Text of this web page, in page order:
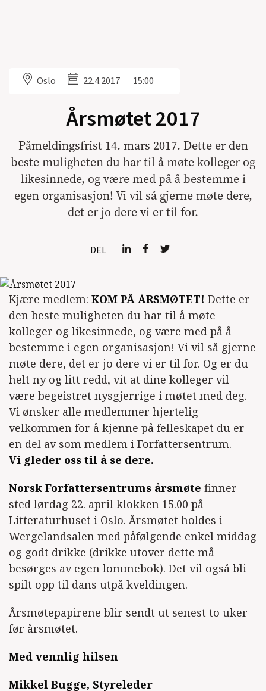
Oslo 22.4.2017 15:00
Årsmøtet 2017
Påmeldingsfrist 14. mars 2017. Dette er den
beste muligheten du har til å møte kolleger og
likesinnede, og være med på å bestemme i
egen organisasjon! Vi vil så gjerne møte dere,
det er jo dere vi er til for.
DEL
Kjære medlem: KOM PÅ ÅRSMØTET! Dette er
den beste muligheten du har til å møte
kolleger og likesinnede, og være med på å
bestemme i egen organisasjon! Vi vil så gjerne
møte dere, det er jo dere vi er til for. Og er du
helt ny og litt redd, vit at dine kolleger vil
være begeistret nysgjerrige i møtet med deg.
Vi ønsker alle medlemmer hjertelig
velkommen for å kjenne på felleskapet du er
en del av som medlem i Forfattersentrum.
Vi gleder oss til å se dere.
Norsk Forfattersentrums årsmøte finner
sted lørdag 22. april klokken 15.00 på
Litteraturhuset i Oslo. Årsmøtet holdes i
Wergelandsalen med påfølgende enkel middag
og godt drikke (drikke utover dette må
besørges av egen lommebok). Det vil også bli
spilt opp til dans utpå kveldingen.
Årsmøtepapirene blir sendt ut senest to uker
før årsmøtet.
Med vennlig hilsen
Mikkel Bugge, Styreleder